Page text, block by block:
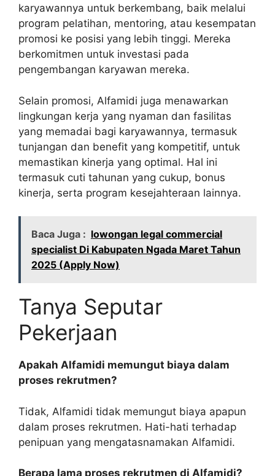
karyawannya untuk berkembang, baik melalui
program pelatihan, mentoring, atau kesempatan
promosi ke posisi yang lebih tinggi. Mereka
berkomitmen untuk investasi pada
pengembangan karyawan mereka.
Selain promosi, Alfamidi juga menawarkan
lingkungan kerja yang nyaman dan fasilitas
yang memadai bagi karyawannya, termasuk
tunjangan dan benefit yang kompetitif, untuk
memastikan kinerja yang optimal. Hal ini
termasuk cuti tahunan yang cukup, bonus
kinerja, serta program kesejahteraan lainnya.
Baca Juga : lowongan legal commercial
specialist Di Kabupaten Ngada Maret Tahun
2025 (Apply Now)
Tanya Seputar
Pekerjaan
Apakah Alfamidi memungut biaya dalam
proses rekrutmen?
Tidak, Alfamidi tidak memungut biaya apapun
dalam proses rekrutmen. Hati-hati terhadap
penipuan yang mengatasnamakan Alfamidi.
Berapa lama proses rekrutmen di Alfamidi?